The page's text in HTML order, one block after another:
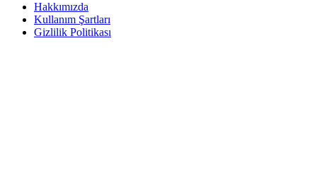
Hakkımızda
Kullanım Şartları
Gizlilik Politikası